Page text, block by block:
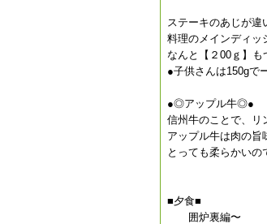
ステーキのあじが違
料理のメインディ
なんと【２00ｇ】も
●子供さんは150gで
●◎アップル牛◎●
信州牛のことで、リ
アップル牛は肉の旨
とっても柔らかいの
■夕食■
囲炉裏編〜